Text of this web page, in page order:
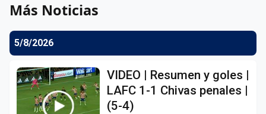
Más Noticias
5/8/2026
VIDEO | Resumen y goles |
LAFC 1-1 Chivas penales |
(5-4)